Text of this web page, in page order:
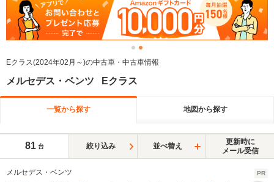
Eクラス(2024年02月～)の中古車・中古車情報
メルセデス・ベンツ Eクラス
一覧から探す 地図から探す
81 台 絞り込み 並べ替え
更新時に
メール受信
メルセデス・ベンツ PR